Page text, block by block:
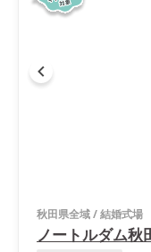
秋田県全域/結婚式場
ノートルダム秋